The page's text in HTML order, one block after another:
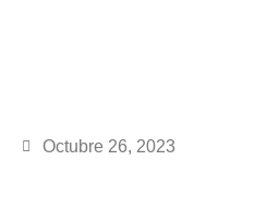
Octubre 26, 2023